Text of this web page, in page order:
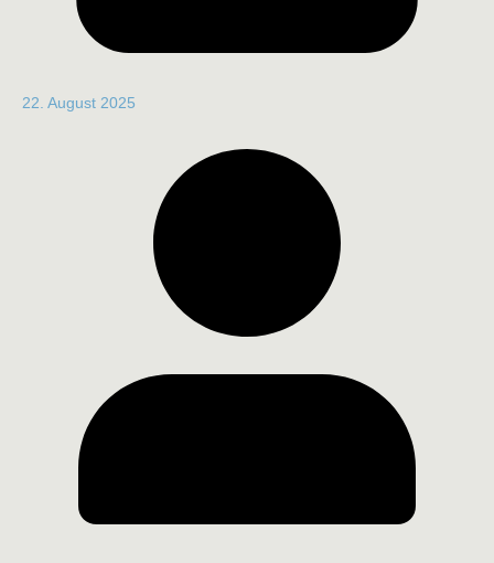
22. August 2025